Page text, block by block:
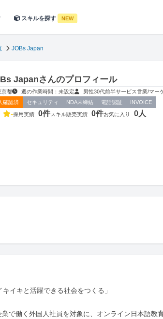
スキルを探す NEW
JOBs Japan
Japanさんのプロフィール
京都 週の作業時間：未設定 男性30代前半サービス営業/マー
確認済
セキュリティ NDA未締結 電話認証 INVOICE
-採用実績 0件スキル販売実績 0件お気に入り 0人
イキと活躍できる社会をつくる」
で働く外国人社員を対象に、オンライン日本語教育